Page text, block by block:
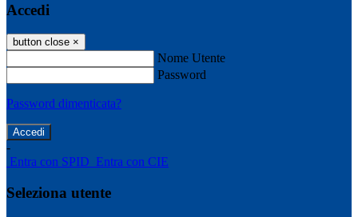
Accedi
button close ×
Nome Utente
Password
Password dimenticata?
-
Entra con SPID Entra con CIE
Seleziona utente